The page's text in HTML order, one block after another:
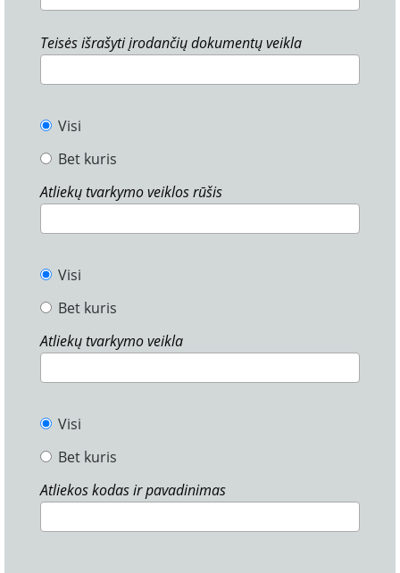
Teisės išrašyti įrodančių dokumentų veikla
Visi
Bet kuris
Atliekų tvarkymo veiklos rūšis
Visi
Bet kuris
Atliekų tvarkymo veikla
Visi
Bet kuris
Atliekos kodas ir pavadinimas